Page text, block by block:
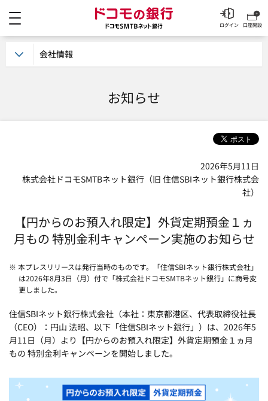
ドコモの銀行 ドコモ
口座開設
ログイン
お知らせ
2026年5月11日
株式会社ドコモSMTBネット銀行（旧 住信SBIネット銀行株式会
社）
【円からのお預入れ限定】外貨定期預金１ヵ
月もの 特別金利キャンペーン実施のお知らせ
※ 本プレスリリースは発行当時のものです。「住信SBIネット銀行株式会社」
は2026年8月3日（月）付で「株式会社ドコモSMTBネット銀行」に商号変
更しました。
住信SBIネット銀行株式会社（本社：東京都港区、代表取締役社長
（CEO）：円山 法昭、以下「住信SBIネット銀行」）は、2026年5
月11日（月）より【円からのお預入れ限定】外貨定期預金１ヵ月
もの 特別金利キャンペーンを開始しました。
会社情報